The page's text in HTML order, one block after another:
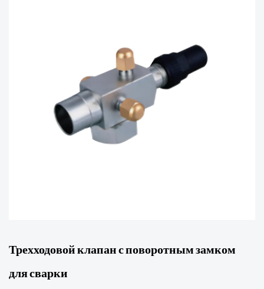
Трехходовой клапан с поворотным замком
для сварки